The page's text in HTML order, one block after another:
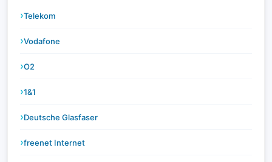
Telekom
Vodafone
O2
1&1
Deutsche Glasfaser
freenet Internet